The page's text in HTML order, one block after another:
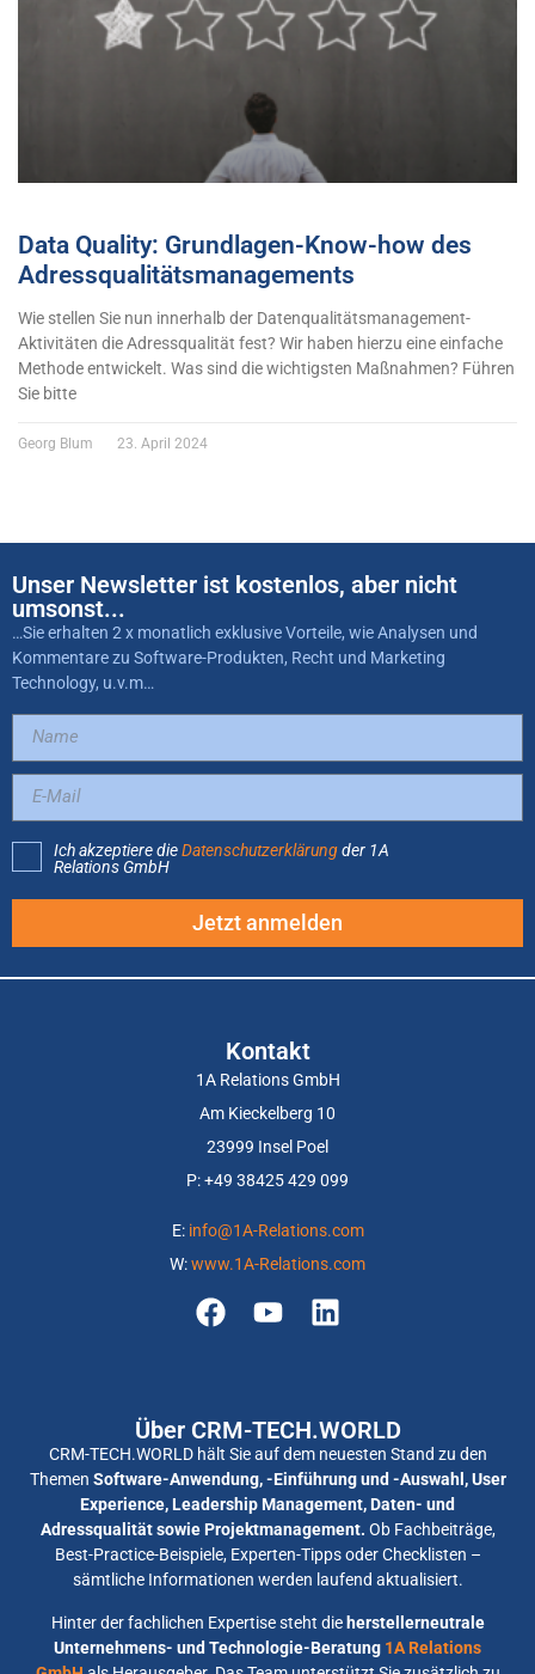
Data Quality: Grundlagen-Know-how des
Adressqualitätsmanagements
Wie stellen Sie nun innerhalb der Datenqualitätsmanagement-
Aktivitäten die Adressqualität fest? Wir haben hierzu eine einfache
Methode entwickelt. Was sind die wichtigsten Maßnahmen? Führen
Sie bitte
Georg Blum 23. April 2024
Unser Newsletter ist kostenlos, aber nicht
umsonst...
…Sie erhalten 2 x monatlich exklusive Vorteile, wie Analysen und
Kommentare zu Software-Produkten, Recht und Marketing
Technology, u.v.m…
Ich akzeptiere dieDatenschutzerklärungder 1A
Relations GmbH
Jetzt anmelden
Kontakt
1A Relations GmbH
Am Kieckelberg 10
23999 Insel Poel
P: +49 38425 429 099
E: info@1A-Relations.com
W:www.1A-Relations.com
Über CRM-TECH.WORLD
CRM-TECH.WORLD hält Sie auf dem neuesten Stand zu den
Themen Software-Anwendung, -Einführung und -Auswahl, User
Experience, Leadership Management, Daten- und
Adressqualität sowie Projektmanagement. Ob Fachbeiträge,
Best-Practice-Beispiele, Experten-Tipps oder Checklisten –
sämtliche Informationen werden laufend aktualisiert.
Hinter der fachlichen Expertise steht die herstellerneutrale
Unternehmens- und Technologie-Beratung 1A Relations